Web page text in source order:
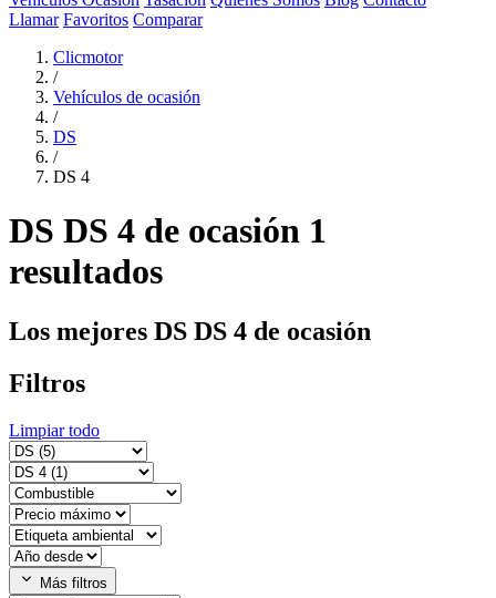
Llamar Favoritos Comparar
Clicmotor
/
Vehículos de ocasión
/
DS
/
DS 4
DS DS 4 de ocasión 1
resultados
Los mejores DS DS 4 de ocasión
Filtros
Limpiar todo
expand_more Más filtros